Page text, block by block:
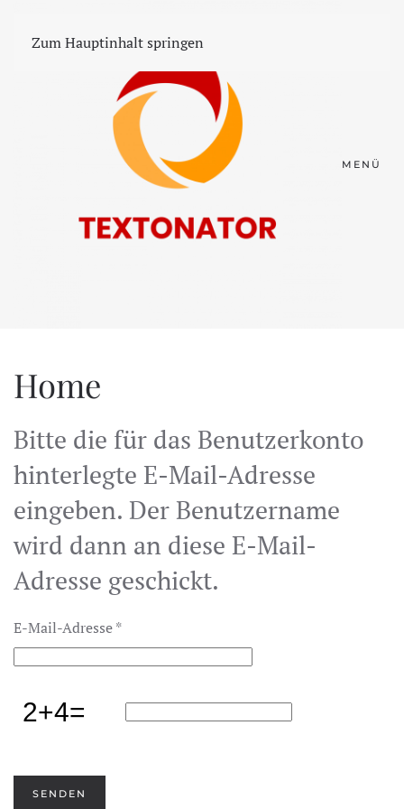
Zum Hauptinhalt springen
MENÜ
Home
Bitte die für das Benutzerkonto
hinterlegte E-Mail-Adresse
eingeben. Der Benutzername
wird dann an diese E-Mail-
Adresse geschickt.
E-Mail-Adresse*
SENDEN